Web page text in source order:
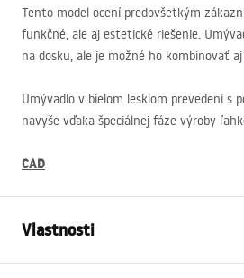
Tento model ocení predovšetkým
funkčné, ale aj estetické riešenie.
na dosku, ale je možné ho kombinovať
Umývadlo v bielom lesklom prevedení s
navyše vďaka špeciálnej fáze výroby
CAD
Vlastnosti